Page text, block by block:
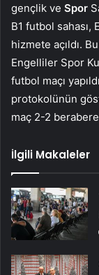
gençlik ve Spor
B1 futbol sahası,
hizmete açıldı.
Engelliler Spor
futbol maçı
protokolünün
maç 2-2
İlgili Makaleler